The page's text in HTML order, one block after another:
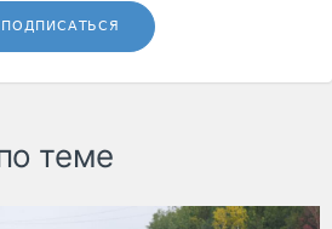
ПОДПИСАТЬСЯ
теме